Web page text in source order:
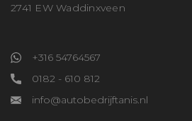
2741 EW Waddinxveen
+316 54764567
0182 - 610 812
info@autobedrijftanis.nl